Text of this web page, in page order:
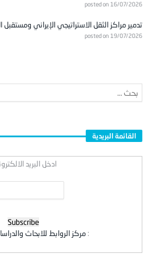
posted on 16/07/2026
تدمير مراكز الثقل الاستراتيجي الإيراني ومستقبل
posted on 19/07/2026
القائمة البريدية
ادخل البريد
: مركز الروابط للابحاث